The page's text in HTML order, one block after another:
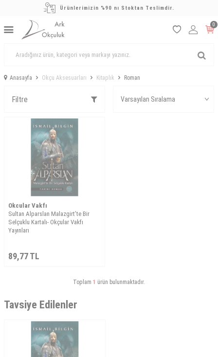
Ürünlerimizin %90 nı Stoktan Teslimdir.
0
Anasayfa Okçu Aksesuarları Kitaplık Roman
Filtre
Okcular Vakfı
Sultan Alparslan Malazgirt’te Bir
Selçuklu Kartalı- Okçular Vakfı
Yayınları
89,77TL
Toplam 1 ürün bulunmaktadır.
Tavsiye Edilenler